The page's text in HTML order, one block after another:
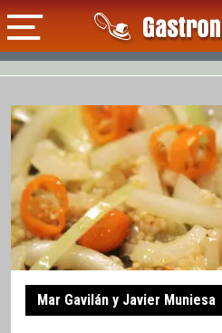
Mar Gavilán y Javier Muniesa